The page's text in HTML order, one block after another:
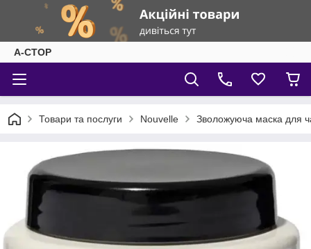
А-СТОР
Товари та послуги Nouvelle Зволожуюча маска для